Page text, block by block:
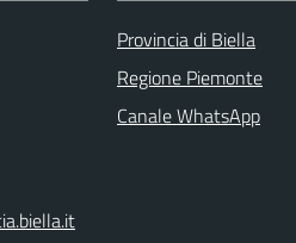
Provincia di Biella
Regione Piemonte
Canale WhatsApp